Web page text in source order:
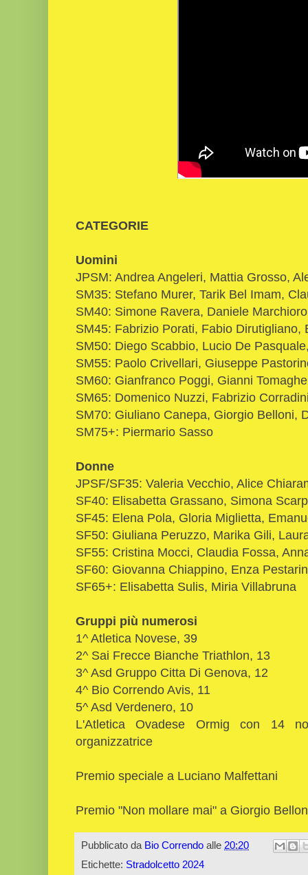
CATEGORIE
Uomini
JPSM: Andrea Angeleri, Mattia Grosso,
SM35: Stefano Murer, Tarik Bel Imam,
SM40: Simone Ravera, Daniele
SM45: Fabrizio Porati, Fabio Dirutigliano,
SM50: Diego Scabbio, Lucio De
SM55: Paolo Crivellari, Giuseppe
SM60: Gianfranco Poggi, Gianni
SM65: Domenico Nuzzi, Fabrizio
SM70: Giuliano Canepa, Giorgio Belloni,
SM75+: Piermario Sasso
Donne
JPSF/SF35: Valeria Vecchio, Alice
SF40: Elisabetta Grassano, Simona
SF45: Elena Pola, Gloria Miglietta,
SF50: Giuliana Peruzzo, Marika Gili,
SF55: Cristina Mocci, Claudia Fossa,
SF60: Giovanna Chiappino, Enza
SF65+: Elisabetta Sulis, Miria Villabruna
Gruppi più numerosi
1^ Atletica Novese, 39
2^ Sai Frecce Bianche Triathlon, 13
3^ Asd Gruppo Citta Di Genova, 12
4^ Bio Correndo Avis, 11
5^ Asd Verdenero, 10
L'Atletica Ovadese Ormig con 14
organizzatrice
Premio speciale a Luciano Malfettani
Premio "Non mollare mai" a Giorgio
Pubblicato da Bio Correndo alle 20:20
Etichette: Stradolcetto 2024